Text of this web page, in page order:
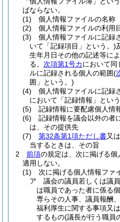
ばならない。
(1)
個人情報ファイルの名称
(2)
個人情報ファイルの利用
(3)
個人情報ファイルに記録
いて「記録項目」という。)
生年月日その他の記述等に
る。 次項第1号カにおいて同
ルに記録される個人の範囲(
囲」という。)
(4)
個人情報ファイルに記録
において「記録情報」とい
(5)
記録情報に要配慮個人情
(6)
記録情報を議会以外の者
は、その提供先
(7)
第32条第1項ただし書又は
当するときは、その旨
2
前項の規定は、次に掲げる個
適用しない。
(1)
次に掲げる個人情報ファ
ア
議会の議員若しくは議
は職員であった者に係る
専らその人事、議員報酬
福利厚生に関する事項又
するもの(議長が行う職員